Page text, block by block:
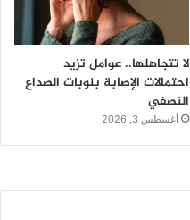
لا تتجاهلها.. عوامل تزيد
احتمالات الإصابة بنوبات الصداع
النصفي
أغسطس 3, 2026